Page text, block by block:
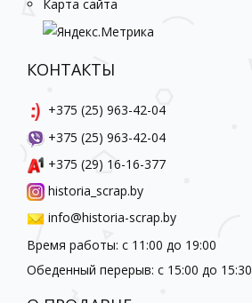
Карта сайта
КОНТАКТЫ
+375 (25) 963-42-04
+375 (25) 963-42-04
+375 (29) 16-16-377
historia_scrap.by
info@historia-scrap.by
Время работы: с 11:00 до 19:00
Обеденный перерыв: с 15:00 до 15:30